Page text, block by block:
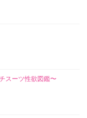
スーツ性欲図鑑〜